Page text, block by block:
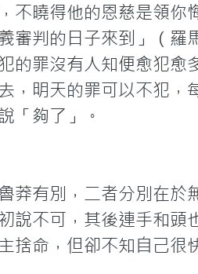
不曉得他的恩慈是領你
審判的日子來到」（羅
的罪沒有人知便愈犯愈
明天的罪可以不犯，
「夠了」。
莽有別，二者分別在於
說不可，其後連手和頭
捨命，但卻不知自己很